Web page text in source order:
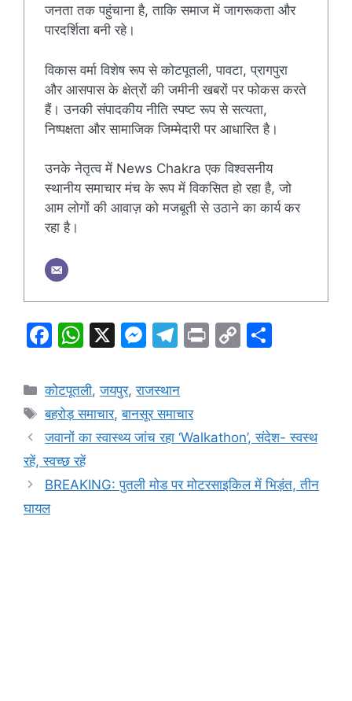
जनता तक पहुंचाना है, ताकि समाज में जागरूकता और
पारदर्शिता बनी रहे।
विकास वर्मा विशेष रूप से कोटपूतली, पावटा, प्रागपुरा
और आसपास के क्षेत्रों की जमीनी खबरों पर फोकस करते
हैं। उनकी संपादकीय नीति स्पष्ट रूप से सत्यता,
निष्पक्षता और सामाजिक जिम्मेदारी पर आधारित है।
उनके नेतृत्व में News Chakra एक विश्वसनीय
स्थानीय समाचार मंच के रूप में विकसित हो रहा है, जो
आम लोगों की आवाज़ को मजबूती से उठाने का कार्य कर
रहा है।
F
c
e
b
o
o
W
at
s
A
p
p
X
M
s
s
e
g
T
e
gr
a
Pr C
Li
k
Categories
कोटपूतली,जयपुर,राजस्थान
Tags
बहरोड़ समाचार,बानसूर समाचार
जवानों का स्वास्थ्य जांच रहा ‘Walkathon’, संदेश- स्वस्थ
रहें, स्वच्छ रहें
BREAKING: पुतली मोड पर मोटरसाइकिल में भिड़ंत, तीन
घायल